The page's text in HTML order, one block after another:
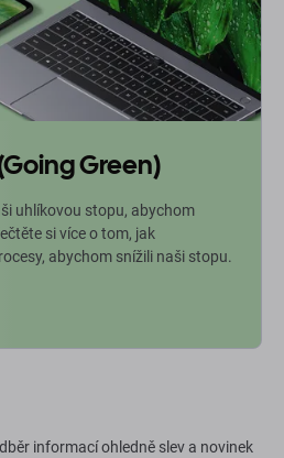
Green)
uhlíkovou stopu, abychom
si více o tom, jak
abychom snížili naši stopu.
informací ohledně slev a novinek